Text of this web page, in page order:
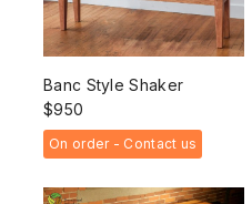
Banc Style Shaker
$950
On order - Contact us